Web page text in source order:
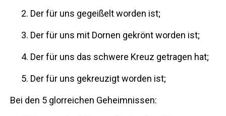
Der für uns gegeißelt worden ist;
Der für uns mit Dornen gekrönt worden ist;
Der für uns das schwere Kreuz getragen hat;
Der für uns gekreuzigt worden ist;
Bei den 5 glorreichen Geheimnissen: